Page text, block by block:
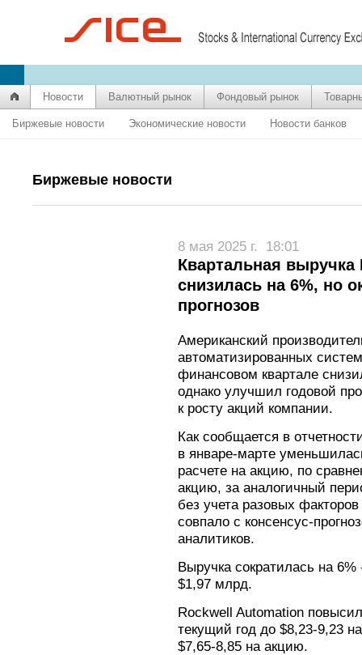
Новости Валютный рынок Фондовый рынок
Биржевые новости Экономические новости Новости банков
Биржевые новости
8 мая 2025 г. 18:01
Квартальная
снизилась на 6%, но
прогнозов
Американский
автоматизированных
финансовом квартале
однако улучшил годовой
к росту акций компании.
Как сообщается в
в январе-марте
расчете на акцию, по
акцию, за аналогичный
без учета разовых
совпало с консенсус-
аналитиков.
Выручка сократилась на
$1,97 млрд.
Rockwell Automation
текущий год до $8,23-9,23
$7,65-8,85 на акцию.